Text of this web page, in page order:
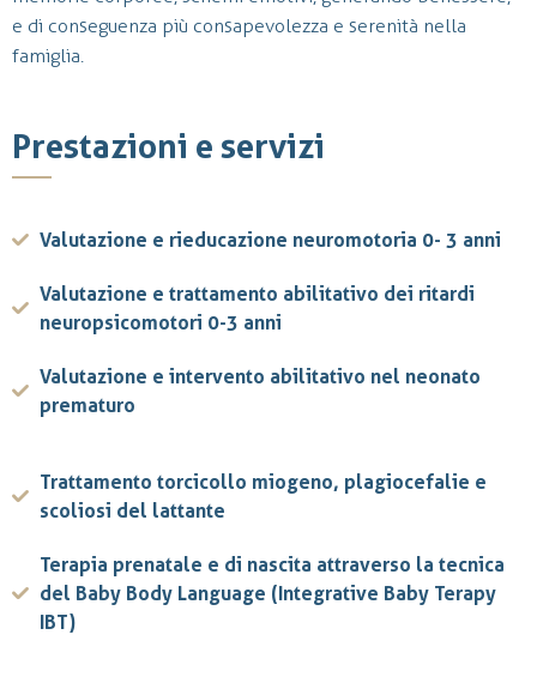
e di conseguenza più consapevolezza e serenità nella
famiglia.
Prestazioni e servizi
Valutazione e rieducazione neuromotoria 0- 3 anni
Valutazione e trattamento abilitativo dei ritardi
neuropsicomotori 0-3 anni
Valutazione e intervento abilitativo nel neonato
prematuro
Trattamento torcicollo miogeno, plagiocefalie e
scoliosi del lattante
Terapia prenatale e di nascita attraverso la tecnica
del Baby Body Language (Integrative Baby Terapy
IBT)